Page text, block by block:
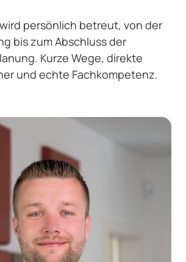
persönlich betreut, von der
bis zum Abschluss der
Kurze Wege, direkte
und echte Fachkompetenz.